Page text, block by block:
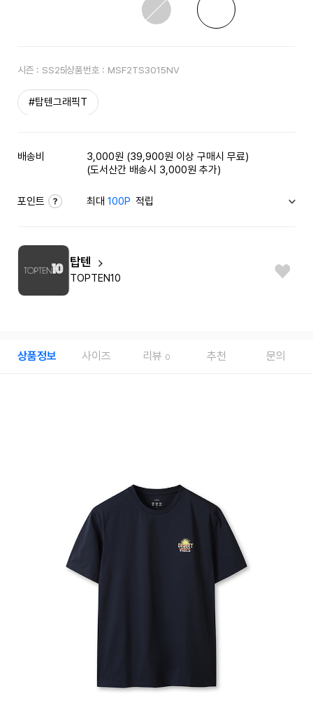
시즌 : SS25상품번호 : MSF2TS3015NV
#탑텐그래픽T
배송비
3,000원 (39,900원 이상 구매시 무료)
(도서산간 배송시 3,000원 추가)
포인트 최대100P 적립
탑텐
TOPTEN10
상품정보 사이즈 리뷰 0 추천 문의